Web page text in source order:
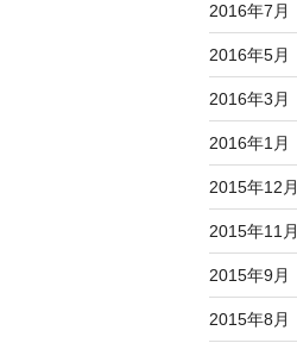
2016年7月
2016年5月
2016年3月
2016年1月
2015年12月
2015年11月
2015年9月
2015年8月